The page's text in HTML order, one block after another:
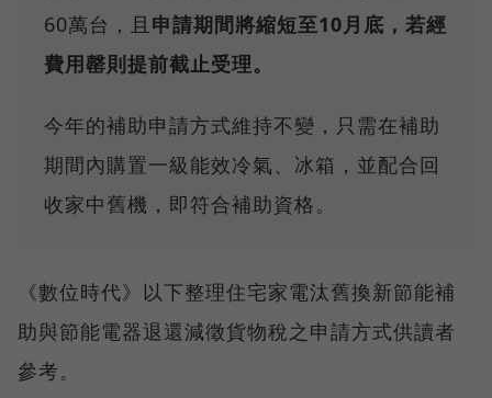
60萬台，且 申請期間將縮短至10月底，若經
費用罄則提前截止受理。
今年的補助申請方式維持不變，只需在補助
期間內購置一級能效冷氣、冰箱，並配合回
收家中舊機，即符合補助資格。
《數位時代》以下整理住宅家電汰舊換新節能補
助與節能電器退還減徵貨物稅之申請方式供讀者
參考。